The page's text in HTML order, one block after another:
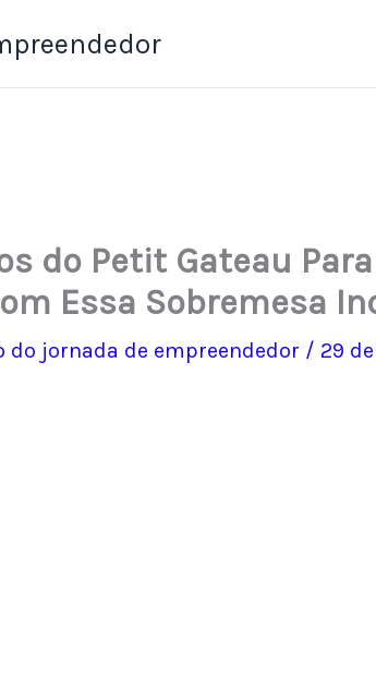
do Petit Gateau
Essa Sobremesa
do jornada de empreendedor / 29